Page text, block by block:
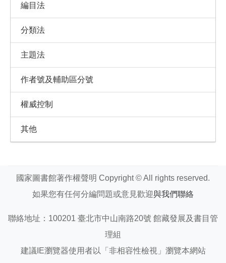
編目法
分類法
主題法
作者號及輔助區分號
權威控制
其他
國家圖書館著作權聲明 Copyright © All rights reserved.
如果您有任何分編問題或意見歡迎與我們聯絡
聯絡地址：100201 臺北市中山南路20號 館藏發展及書目管
理組
建議IE瀏覽器使用者以「非相容性檢視」瀏覽本網站